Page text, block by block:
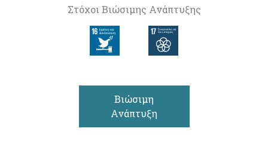
Στόχοι Βιώσιμης Ανάπτυξης
Βιώσιμη
Ανάπτυξη